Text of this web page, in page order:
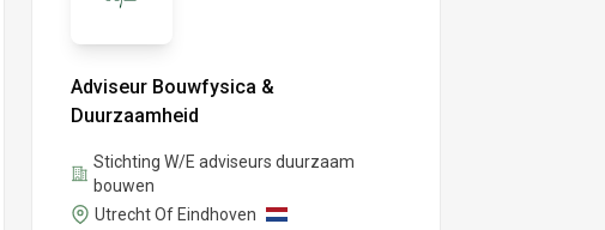
Adviseur Bouwfysica &
Duurzaamheid
Stichting W/E adviseurs duurzaam
bouwen
Utrecht Of Eindhoven